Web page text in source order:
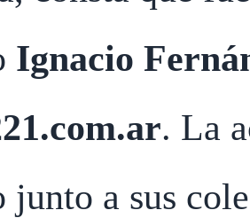
Ignacio
. La
junto a sus